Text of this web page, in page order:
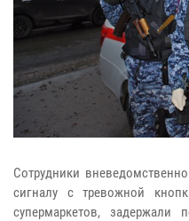
Сотрудники
сигналу с тревожной
супермаркетов,